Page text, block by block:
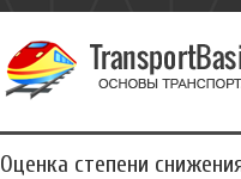
Оценка степени